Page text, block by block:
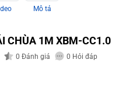
Mô tả
CHÙA 1M XBM-CC1.0
0 Đánh giá 0 Hỏi đáp